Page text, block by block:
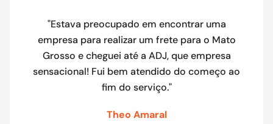
"Estava preocupado em encontrar uma
empresa para realizar um frete para o Mato
Grosso e cheguei até a ADJ, que empresa
sensacional! Fui bem atendido do começo ao
fim do serviço."
Theo Amaral